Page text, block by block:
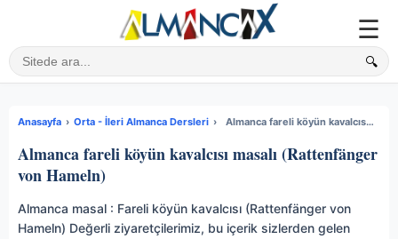
☰
Sitede ara
🔍
Anasayfa › Orta - İleri Almanca Dersleri › Almanca fareli köyün kavalcısı masalı (Rattenfänger von Hameln)
Almanca fareli köyün kavalcısı masalı (Rattenfänger
von Hameln)
Almanca masal : Fareli köyün kavalcısı (Rattenfänger von
Hameln) Değerli ziyaretçilerimiz, bu içerik sizlerden gelen